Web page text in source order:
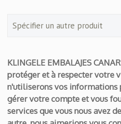
KLINGELE EMBALAJES
protéger et à respecter votre
n'utiliserons vos informations
gérer votre compte et vous
services que vous nous avez